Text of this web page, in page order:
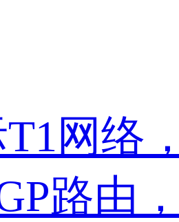
网络
路由